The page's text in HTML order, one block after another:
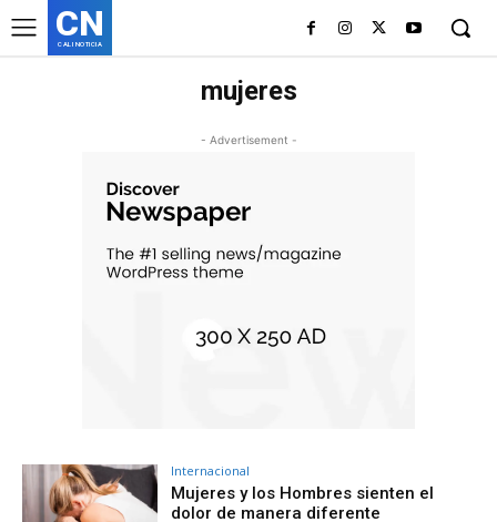
CN
CALI NOTICIA
mujeres
- Advertisement -
Internacional
Mujeres y los Hombres sienten el
dolor de manera diferente